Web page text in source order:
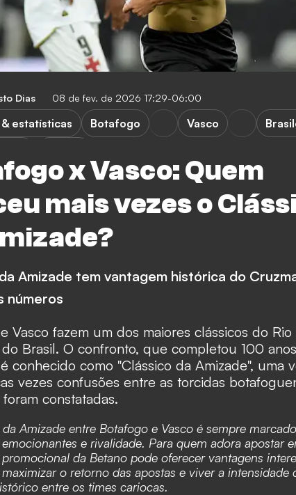
Dias 08 de fev. de 2026 17:29-06:00
x Vasco: Quem
mais vezes o
estatísticas Botafogo Vasco
Amizade tem vantagem histórica do
números
Vasco fazem um dos maiores clássicos do Rio
Brasil. O confronto, que completou 100
conhecido como "Clássico da Amizade", uma
vezes confusões entre as torcidas
constatadas.
Amizade entre Botafogo e Vasco é sempre
e rivalidade. Para quem adora apostar
da Betano pode oferecer vantagens
o retorno das apostas e viver a intensidade
entre os times cariocas.